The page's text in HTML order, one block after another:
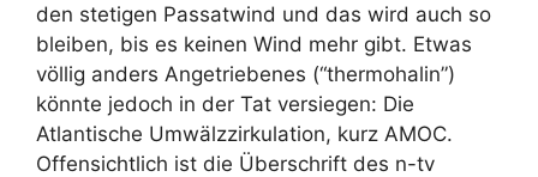
den stetigen Passatwind und das wird auch so
bleiben, bis es keinen Wind mehr gibt. Etwas
völlig anders Angetriebenes (“thermohalin”)
könnte jedoch in der Tat versiegen: Die
Atlantische Umwälzzirkulation, kurz AMOC.
Offensichtlich ist die Überschrift des n-tv